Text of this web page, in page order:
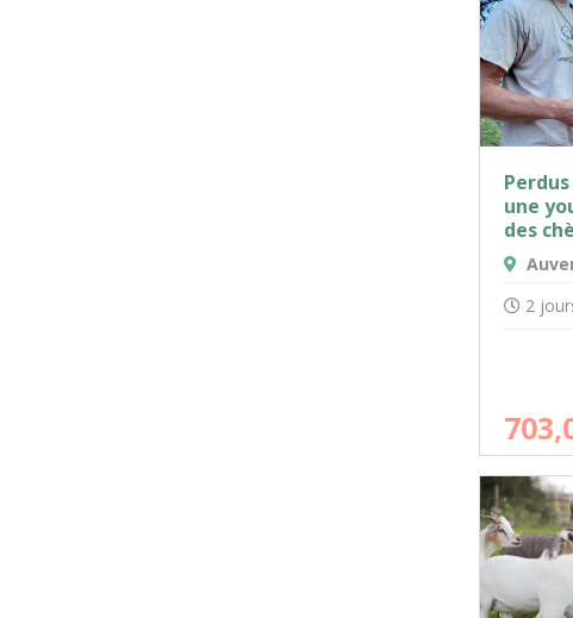
une
des
2